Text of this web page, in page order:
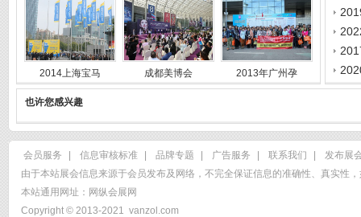
2014上海宝马 成都美博会 2013年广州孕
也许您感兴趣
会员服务 信息审核标准 品牌专题 广告服务 联系我们
发布展
由于本站展会信息来源于会员发布及网络，不完全保证信息的准确性、真实性
本站通用网址： 网纵会展网
Copyright © 2013-2021 vanzol.com